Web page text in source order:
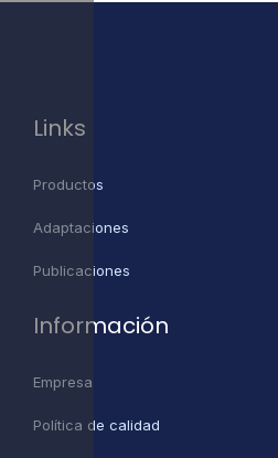
Links
Productos
Adaptaciones
Publicaciones
Información
Empresa
Política de calidad